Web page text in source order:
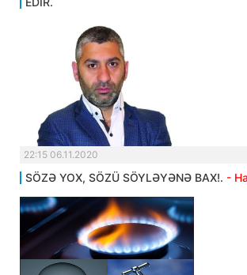
22:15 06.11.2020
SÖZƏ YOX, SÖZÜ SÖYLƏYƏNƏ BAX!. -